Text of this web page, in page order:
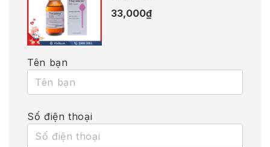
33,000₫
Tên bạn
Số điện thoại